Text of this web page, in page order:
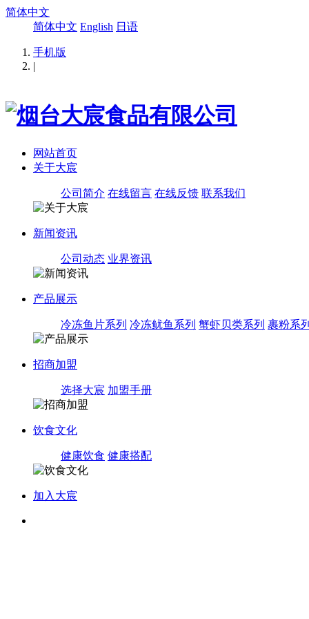
简体中文
简体中文 English 日语
手机版
|
网站首页
关于大宸
公司简介 在线留言 在线反馈 联系我们
新闻资讯
公司动态 业界资讯
产品展示
冷冻鱼片系列 冷冻鱿鱼系列 蟹虾贝类系列 裹粉系
招商加盟
选择大宸 加盟手册
饮食文化
健康饮食 健康搭配
加入大宸